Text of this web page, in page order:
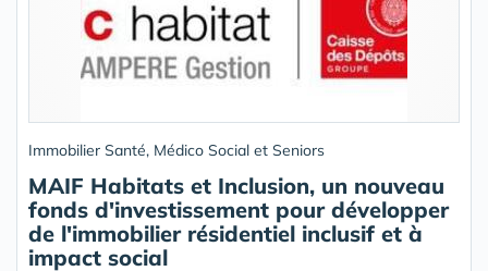
Immobilier Santé, Médico Social et Seniors
MAIF Habitats et Inclusion, un nouveau
fonds d'investissement pour développer
de l'immobilier résidentiel inclusif et à
impact social